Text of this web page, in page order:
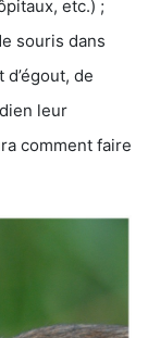
etc.) ;
souris dans
de
leur
comment faire